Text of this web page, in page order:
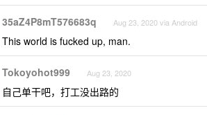
35aZ4P8mT576683q Aug 23, 2020 via Android
This world is fucked up, man.
Tokoyohot999 Aug 23, 2020
自己单干吧，打工没出路的